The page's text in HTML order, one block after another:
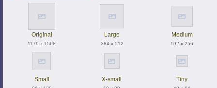
Original
1179 x 1568
Large
384 x 512
Medium
192 x 256
Small X-small Tiny